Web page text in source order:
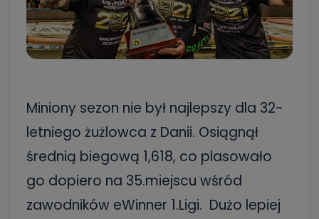
Miniony sezon nie był najlepszy dla 32-
letniego żużlowca z Danii. Osiągnął
średnią biegową 1,618, co plasowało
go dopiero na 35.miejscu wśród
zawodników eWinner 1.Ligi. Dużo lepiej